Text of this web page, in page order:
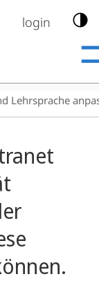
login
Lehrsprache